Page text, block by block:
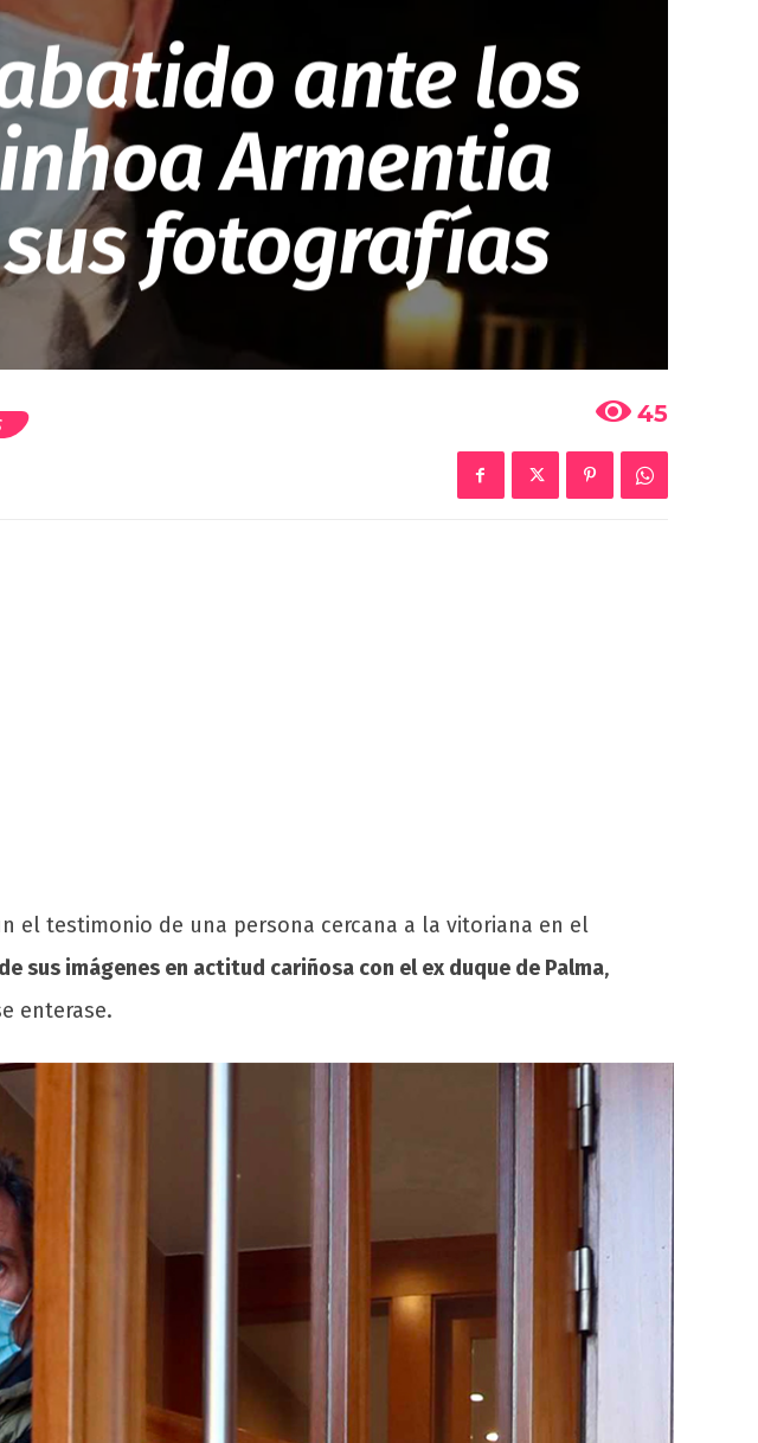
ante los
Armentia
fotografías
45
el testimonio de una persona cercana a la vitoriana en el
sus imágenes en actitud cariñosa con el ex duque de Palma,
enterase.